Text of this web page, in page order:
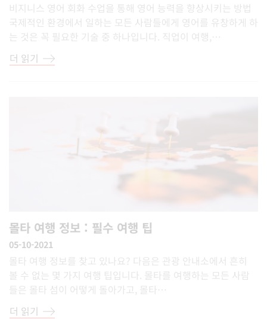
비지니스 영어 회화 수업을 통해 영어 능력을 향상시키는 방법
국제적인 환경에서 일하는 모든 사람들에게 영어를 유창하게 하
는 것은 꼭 필요한 기술 중 하나입니다. 직업이 여행,…
더 읽기
몰타 여행 정보 : 필수 여행 팁
05-10-2021
몰타 여행 정보를 찾고 있나요? 다음은 관광 안내소에서 흔히
볼 수 없는 몇 가지 여행 팁입니다. 몰타를 여행하는 모든 사람
들은 몰타 섬이 어떻게 돌아가고, 몰타…
더 읽기